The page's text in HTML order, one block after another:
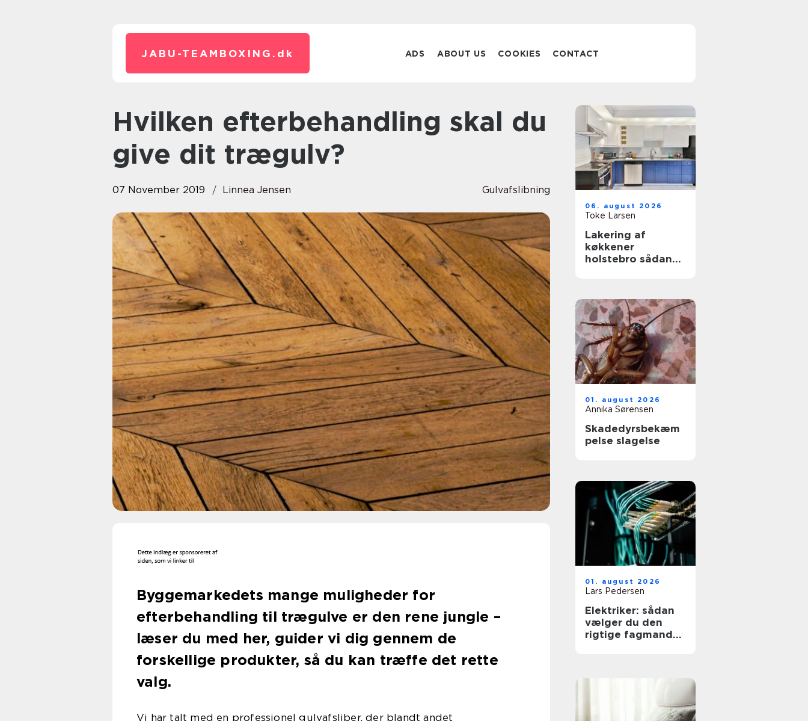
JABU-TEAMBOXING. dk ADS ABOUT US COOKIES CONTACT
Hvilken efterbehandling skal du
give dit trægulv?
07 November 2019 Linnea Jensen Gulvafslibning
Byggemarkedets mange muligheder for
efterbehandling til trægulve er den rene jungle –
læser du med her, guider vi dig gennem de
forskellige produkter, så du kan træffe det rette
valg.
Vi har talt med en professionel gulvafsliber, der blandt andet
06. august 2026
Toke Larsen
Lakering af
køkkener
holstebro sådan
01. august 2026
Annika Sørensen
Skadedyrsbekæm
pelse slagelse
01. august 2026
Lars Pedersen
Elektriker: sådan
vælger du den
rigtige fagmand